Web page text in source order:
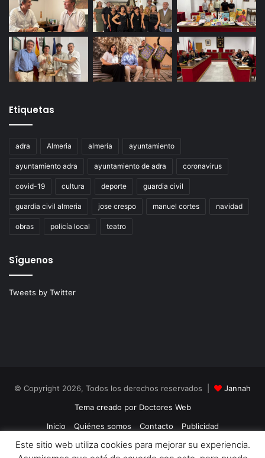
Etiquetas
adra Almeria almería ayuntamiento
ayuntamiento adra ayuntamiento de adra coronavirus
covid-19 cultura deporte guardia civil
guardia civil almeria jose crespo manuel cortes navidad
obras policía local teatro
Síguenos
Tweets by Twitter
© Copyright 2026, Todos los derechos reservados |
Jannah
Tema creado por Doctores Web
Inicio
Quiénes somos Contacto
Publicidad
Política de Cookies
Política de Privacidad
Este sitio web utiliza cookies para mejorar su experiencia.